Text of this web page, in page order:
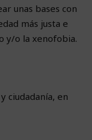
unas bases con
más justa e
y/o la xenofobia.
ciudadanía, en